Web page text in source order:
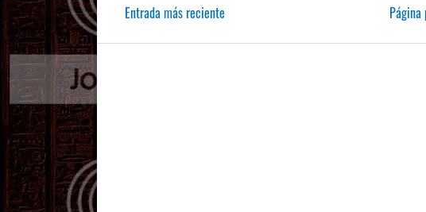
Entrada más reciente